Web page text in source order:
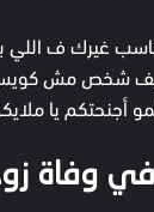
غيرك ف اللي
شخص مش
أجنحتكم يا
في وفاة